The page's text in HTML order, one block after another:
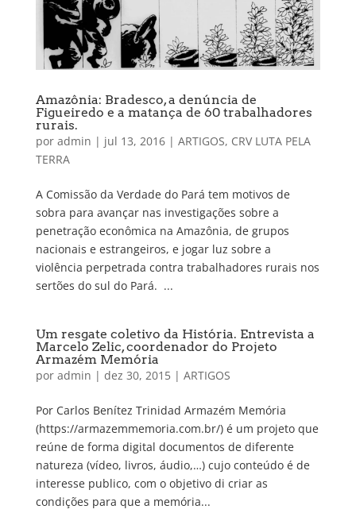
Amazônia: Bradesco, a denúncia de
Figueiredo e a matança de 60 trabalhadores
rurais.
por admin | jul 13, 2016| ARTIGOS, CRV LUTA PELA
TERRA
A Comissão da Verdade do Pará tem motivos de
sobra para avançar nas investigações sobre a
penetração econômica na Amazônia, de grupos
nacionais e estrangeiros, e jogar luz sobre a
violência perpetrada contra trabalhadores rurais nos
sertões do sul do Pará. ...
Um resgate coletivo da História. Entrevista a
Marcelo Zelic, coordenador do Projeto
Armazém Memória
por admin | dez 30, 2015| ARTIGOS
Por Carlos Benítez Trinidad Armazém Memória
(https://armazemmemoria.com.br/) é um projeto que
reúne de forma digital documentos de diferente
natureza (vídeo, livros, áudio,…) cujo conteúdo é de
interesse publico, com o objetivo di criar as
condições para que a memória...